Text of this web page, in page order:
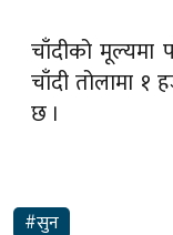
छ ।
ग्लोबल नेपालीपत्रमा